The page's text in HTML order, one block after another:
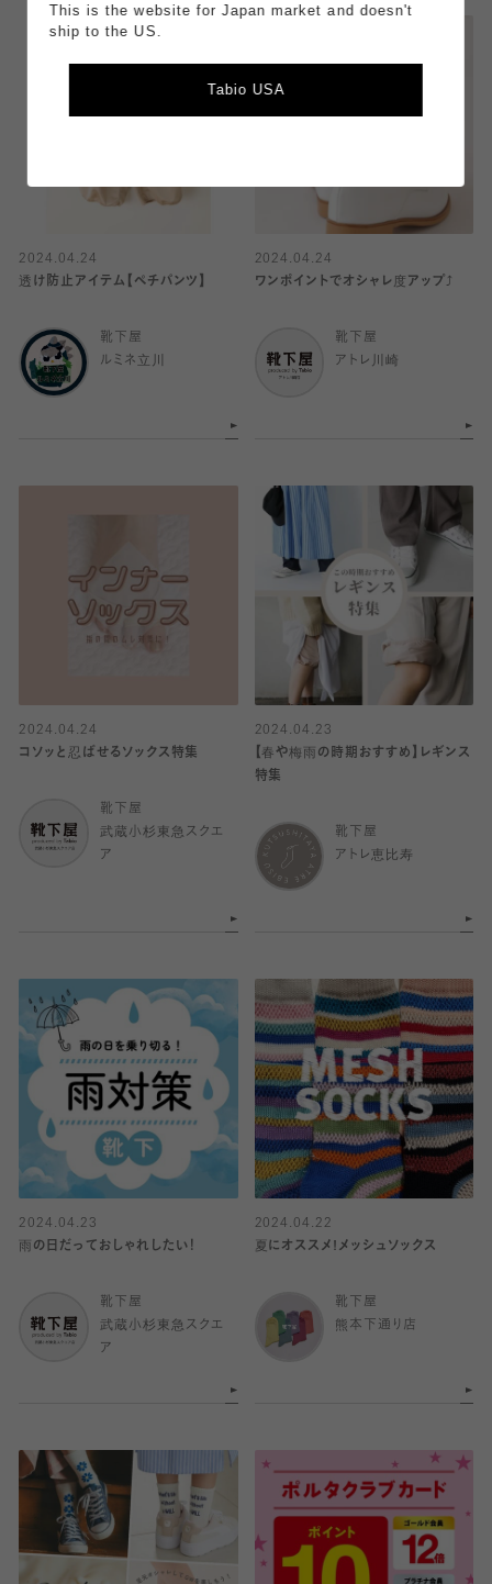
2024.04.24
透け防止アイテム【ペチパンツ】
靴下屋
ルミネ立川
2024.04.24
ワンポイントでオシャレ度アップ⤴️
靴下屋
アトレ川崎
2024.04.24
コソッと忍ばせるソックス特集
靴下屋
武蔵小杉東急スクエ
ア
2024.04.23
【春や梅雨の時期おすすめ】レギンス
特集
靴下屋
アトレ恵比寿
2024.04.23
雨の日だっておしゃれしたい！
靴下屋
武蔵小杉東急スクエ
ア
2024.04.22
夏にオススメ!メッシュソックス
靴下屋
熊本下通り店
This is the website for Japan market and doesn't
ship to the US.
Tabio USA